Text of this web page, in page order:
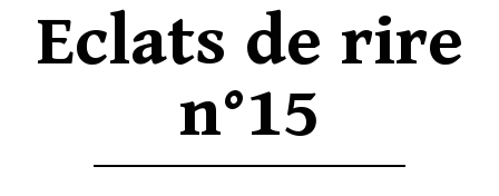
Eclats de rire
n°15